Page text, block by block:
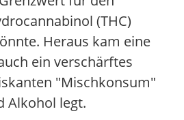
(THC)
Heraus kam eine
ein verschärftes
"Mischkonsum"
Alkohol legt.